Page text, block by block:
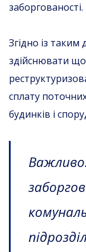
заборгованості.
Згідно із
здійснювати
сплату
будинків і